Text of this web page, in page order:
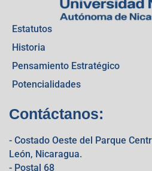
Estatutos
Historia
Pensamiento Estratégico
Potencialidades
Contáctanos:
- Costado Oeste del Parque
León, Nicaragua.
- Postal 68